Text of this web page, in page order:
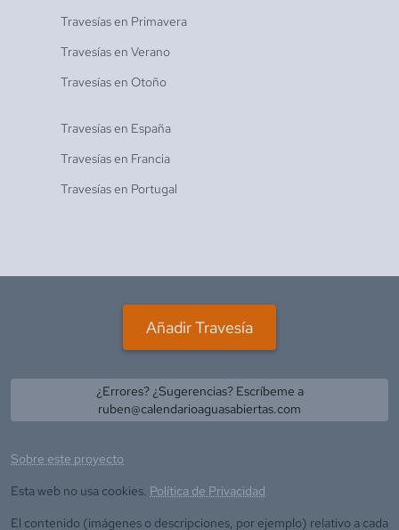
Travesías en Primavera
Travesías en Verano
Travesías en Otoño
Travesías en España
Travesías en Francia
Travesías en Portugal
Añadir Travesía
¿Errores? ¿Sugerencias? Escríbeme a
ruben@calendarioaguasabiertas.com
Sobre este proyecto
Esta web no usa cookies. Política de Privacidad
El contenido (imágenes o descripciones, por ejemplo) relativo a cada